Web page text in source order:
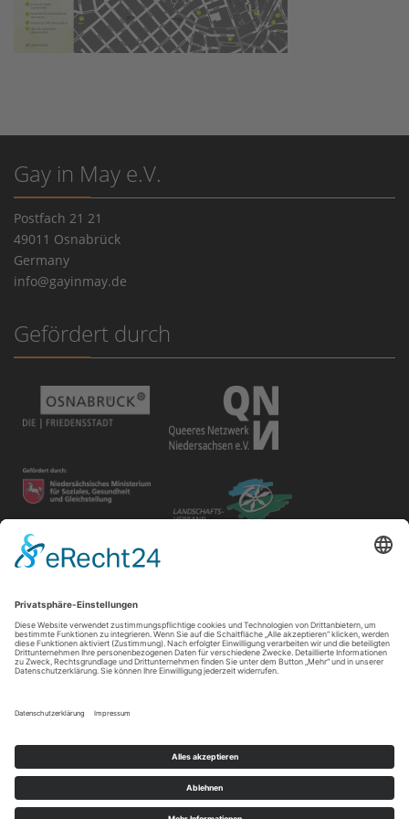
Gay in May e.V.
Postfach 21 21
49011 Osnabrück
Germany
info@gayinmay.de
Gefördert durch
Disclaimer
Der Gay in May e.V. bietet unterschiedlichen Gruppen und
für ihre Inhalte tragen die Veranstalter*innen.
Datenschutz|